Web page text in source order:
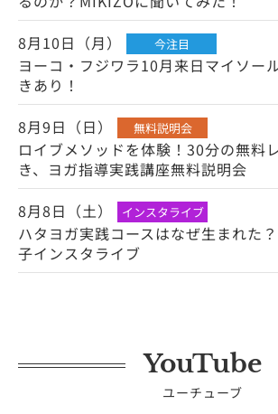
8月10日（月）
今注目
ヨーコ・フジワラ10月来日マイソー
きあり！
8月9日（日）
無料説明会
ロイブメソッドを体験！30分の無料
き、ヨガ指導実践講座無料説明会
8月8日（土）
インスタライブ
ハタヨガ実践コースはなぜ生まれた
子インスタライブ
YouTube
ユーチューブ